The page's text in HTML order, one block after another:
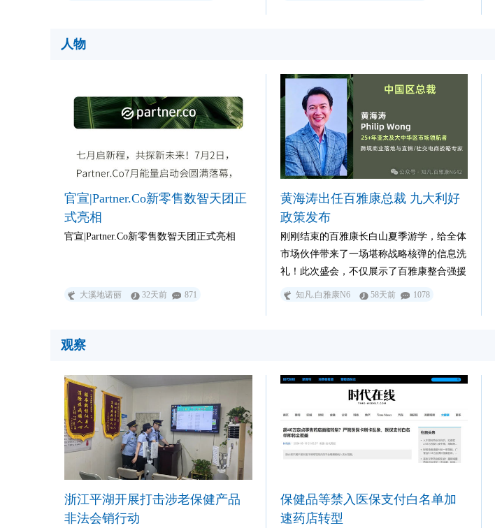
人物
官宣|Partner.Co新零售数智天团正
式亮相
官宣|Partner.Co新零售数智天团正式亮相
大溪地诺丽 32天前 871
黄海涛出任百雅康总裁 九大利好
政策发布
刚刚结束的百雅康长白山夏季游学，给全体
市场伙伴带来了一场堪称战略核弹的信息洗
礼！此次盛会，不仅展示了百雅康整合强援
后的全新风貌，更是新到任的中国区总裁黄
了最强劲的引擎！
知凡.白雅康N6 58天前 1078
观察
浙江平湖开展打击涉老保健产品
非法会销行动
保健品等禁入医保支付白名单加
速药店转型